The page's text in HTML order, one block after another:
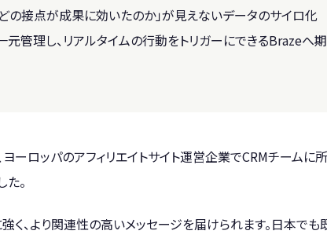
の接点が成果に効いたのか」が見えないデータのサイロ化
管理し、リアルタイムの行動をトリガーにできるBrazeへ期
ーロッパのアフィリエイトサイト運営企業でCRMチームに
。
く、より関連性の高いメッセージを届けられます。日本でも